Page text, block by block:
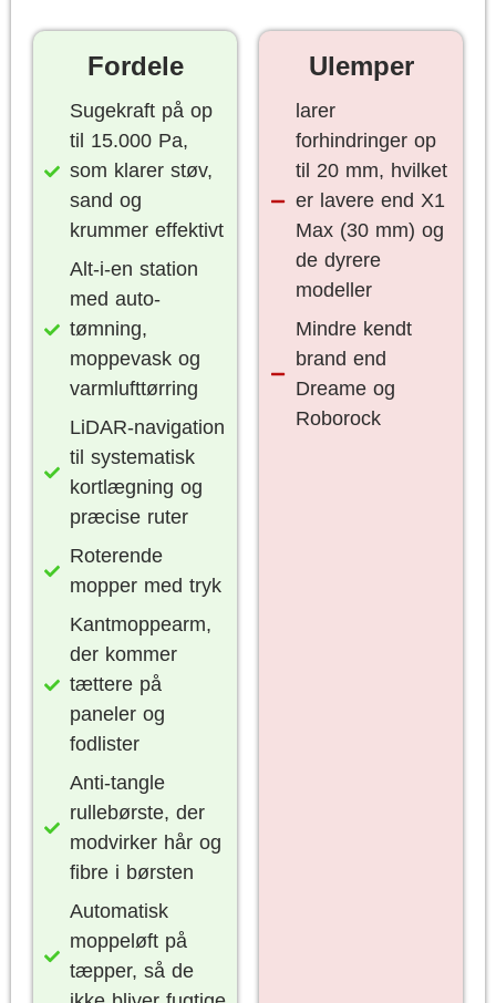
Fordele
Sugekraft på op
til 15.000 Pa,
som klarer støv,
sand og
krummer effektivt
Alt-i-en station
med auto-
tømning,
moppevask og
varmlufttørring
LiDAR-navigation
til systematisk
kortlægning og
præcise ruter
Roterende
mopper med tryk
Kantmoppearm,
der kommer
tættere på
paneler og
fodlister
Anti-tangle
rullebørste, der
modvirker hår og
fibre i børsten
Automatisk
moppeløft på
tæpper, så de
Ulemper
larer
forhindringer op
til 20 mm, hvilket
er lavere end X1
Max (30 mm) og
de dyrere
modeller
Mindre kendt
brand end
Dreame og
Roborock